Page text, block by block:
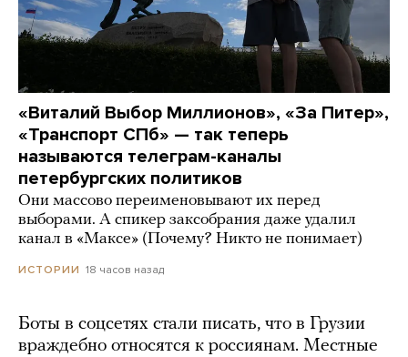
«Виталий Выбор Миллионов», «За Питер»,
«Транспорт СПб» — так теперь
называются телеграм-каналы
петербургских политиков
Они массово переименовывают их перед
выборами. А спикер заксобрания даже удалил
канал в «Максе» (Почему? Никто не понимает)
ИСТОРИИ 18 часов назад
Боты в соцсетях стали писать, что в Грузии
враждебно относятся к россиянам. Местные